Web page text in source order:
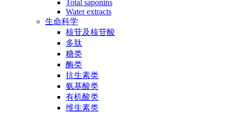
Total saponins
Water extracts
生命科学
核苷及核苷酸
多肽
糖类
酶类
抗生素类
氨基酸类
有机酸类
维生素类